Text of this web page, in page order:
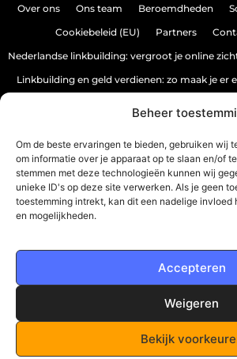
Beheer
Om de beste ervaringen te bieden, gebruiken wij
om informatie over je apparaat op te slaan en/of
stemmen met deze technologieën kunnen wij
unieke ID's op deze site verwerken. Als je geen
toestemming intrekt, kan dit een nadelige invloed
en mogelijkheden.
Accepteren
Weigeren
Bekijk
Over ons Ons team Beroemdheden
Cookiebeleid (EU) Partners
Nederlandse linkbuilding: vergroot je online
Linkbuilding en geld verdienen: zo maak je er